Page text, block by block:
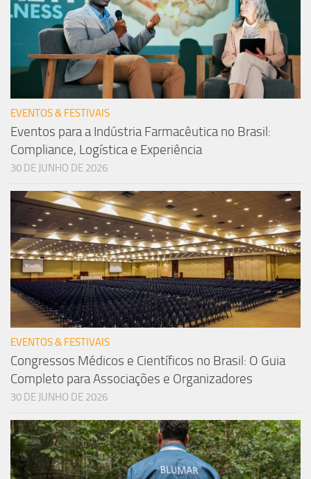
EVENTOS & FESTIVAIS
Eventos para a Indústria Farmacêutica no Brasil:
Compliance, Logística e Experiência
30 DE JUNHO DE 2026
EVENTOS & FESTIVAIS
Congressos Médicos e Científicos no Brasil: O Guia
Completo para Associações e Organizadores
30 DE JUNHO DE 2026